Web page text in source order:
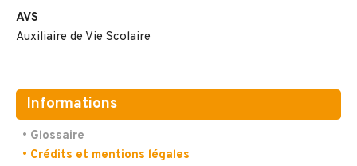
AVS
Auxiliaire de Vie Scolaire
Informations
• Glossaire
• Crédits et mentions légales